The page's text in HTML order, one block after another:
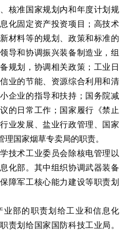
核准国家规划内和年度计划规
化固定资产投资项目；高技术
材料等的规划、政策和标准的
导和协调振兴装备制造业，组
规划，协调相关政策；工业日
业的节能、资源综合利用和清
企业的指导和扶持；国务院减
的日常工作；国家履行《禁止
业发展、盐业行政管理、国家
理国家烟草专卖局的职责。
术工业委员会除核电管理以
化部。其中组织协调武器装备
障军工核心能力建设等职责划
部的职责划给工业和信息化
责划给国家国防科技工业局。